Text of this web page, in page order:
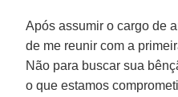
Após assumir o cargo de
de me reunir com a
Não para buscar sua
o que estamos